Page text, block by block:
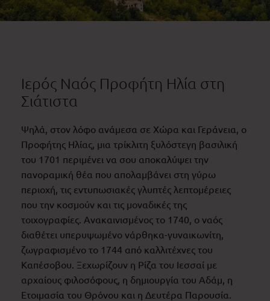
Ιερός Ναός Προφήτη Ηλία στη
Σιάτιστα
Ψηλά, στον λόφο ανάμεσα σε Χώρα και Γεράνεια, ο
Προφήτης Ηλίας, μια τρίκλιτη ξυλόστεγη βασιλική
του 1701 περιμένει να σου αποκαλύψει την
πανοραμική θέα που απολαμβάνει στη γύρω
περιοχή, τις εντυπωσιακές γλυπτές λεπτομέρειες
που την κοσμούν και τις μοναδικές της
τοιχογραφίες. Ανακαινισμένος το 1740, ο ναός
διαθέτει υπερυψωμένο νάρθηκα-γυναικωνίτη,
ζωγραφισμένο το 1744 από καλλιτέχνες του
Καπέσοβου. Ξεχωρίζουν η Ρίζα του Ιεσσαί με
αρχαίους φιλοσόφους, η δημιουργία του Αδάμ, η
Ετοιμασία του Θρόνου και η Δευτέρα Παρουσία.